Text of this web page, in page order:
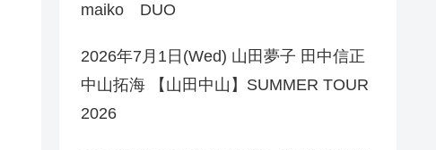
maiko DUO
2026年7月1日(Wed) 山田夢子 田中信正
中山拓海 【山田中山】SUMMER TOUR
2026